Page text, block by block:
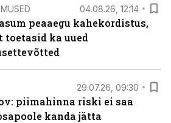
04.08.26, 12:14
peaaegu kahekordistus,
ka uued
29.07.26, 09:30
piimahinna riski ei saa
kanda jätta